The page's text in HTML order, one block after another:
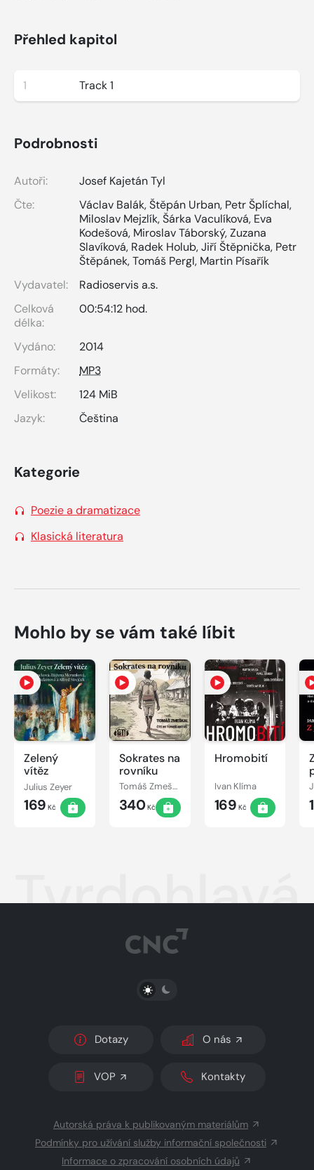
Přehled kapitol
1 Track 1
Podrobnosti
Autoři:
Josef Kajetán Tyl
Čte:
Václav Balák,Štěpán Urban, Petr Šplíchal,
Miloslav Mejzlík,Šárka Vaculíková, Eva
Kodešová, Miroslav Táborský,Zuzana
Slavíková, Radek Holub,Jiří Štěpnička, Petr
Štěpánek,Tomáš Pergl, Martin Písařík
Vydavatel:
Radioservis a.s.
Celková
délka:
00:54:12 hod.
Vydáno:
2014
Formáty:
MP3
Velikost:
124 MiB
Jazyk:
Čeština
Kategorie
Poezie a dramatizace
Klasická literatura
Mohlo by se vám také líbit
Zelený
vítěz
Julius Zeyer
169 Kč
Sokrates na
rovníku
Tomáš Zmeškal
340Kč
Hromobití
Ivan Klíma
169 Kč
PŘEPNOUT SVĚTLÝ/TMAVÝ REŽIM
Dotazy O nás
VOP Kontakty
Autorská práva k publikovaným materiálům
Podmínky pro užívání služby informační společnosti
Informace o zpracování osobních údajů